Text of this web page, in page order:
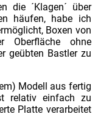
die ´Klagen´ über
häufen, habe ich
Boxen von
Oberfläche ohne
geübten Bastler zu
Modell aus fertig
relativ einfach zu
Platte verarbeitet